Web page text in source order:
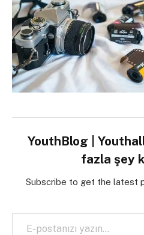
YouthBlog |
fazla şey
Subscribe to get the latest
E-postanızı yazın…